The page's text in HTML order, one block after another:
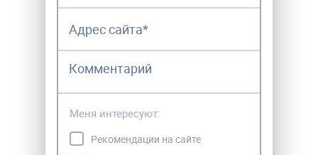
Меня интересуют:
Рекомендации на сайте